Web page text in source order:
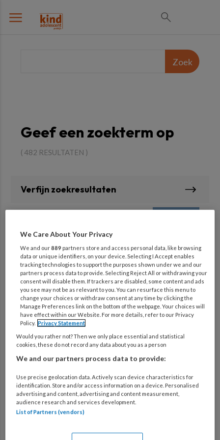
Geef een zoekterm op
( 482 RESULTATEN )
Verfijn zoekresultaten
‘Ik ga het helemaal anders
doen’? Ja, dat kan wél
12 JUNI 2026
Gezien & gelezen
30 MEI 2026
Exposure begint bij de
behandelaar
20 MEI 2026
Innnerlijke dialoog
We Care About Your Privacy
We and our889 partners store and access personal data, like browsing
data or unique identifiers, on your device. Selecting I Accept enables
tracking technologies to support the purposes shown under we and our
partners process data to provide. Selecting Reject All or withdrawing your
consent will disable them. If trackers are disabled, some content and ads
you see may not be as relevant to you. You can resurface this menu to
change your choices or withdraw consent at any time by clicking the
Manage Preferences link on the bottom of the webpage. Your choices will
have effect within our Website. For more details, refer to our Privacy
Policy. Privacy Statement
Would you rather not? Then we only place essential and statistical
cookies, these do not record any data about you as a person
We and our partners process data to provide:
Use precise geolocation data. Actively scan device characteristics for
identification. Store and/or access information on a device. Personalised
advertising and content, advertising and content measurement,
audience research and services development.
List of Partners (vendors)